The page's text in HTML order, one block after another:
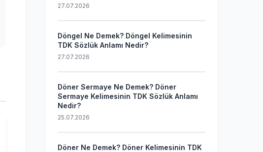
27.07.2026
Döngel Ne Demek? Döngel Kelimesinin
TDK Sözlük Anlamı Nedir?
27.07.2026
Döner Sermaye Ne Demek? Döner
Sermaye Kelimesinin TDK Sözlük Anlamı
Nedir?
25.07.2026
Döner Ne Demek? Döner Kelimesinin TDK